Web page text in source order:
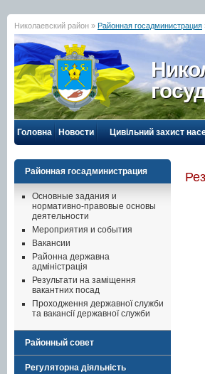
Николаевский район » Районная госадминистрация
Головна Новости Цивільний захист
Районная госадминистрация
Основные задания и
нормативно-правовые основы
деятельности
Мероприятия и события
Вакансии
Районна державна
адміністрація
Результати на заміщення
вакантних посад
Проходження державної служби
та вакансії державної служби
Районный совет
Регуляторна діяльність